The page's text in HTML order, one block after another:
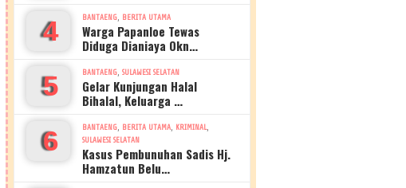
4 BANTAENG, BERITA UTAMA
Warga Papanloe Tewas
Diduga Dianiaya Okn…
5 BANTAENG,SULAWESI SELATAN
Gelar Kunjungan Halal
Bihalal, Keluarga …
6 BANTAENG, BERITA UTAMA, KRIMINAL,
SULAWESI SELATAN
Kasus Pembunuhan Sadis Hj.
Hamzatun Belu…